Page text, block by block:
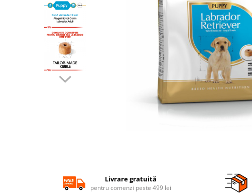
SUPLIMENTE
Suport Articular
Suport Digestiv
Livrare gratuită
pentru comenzi peste 499 lei